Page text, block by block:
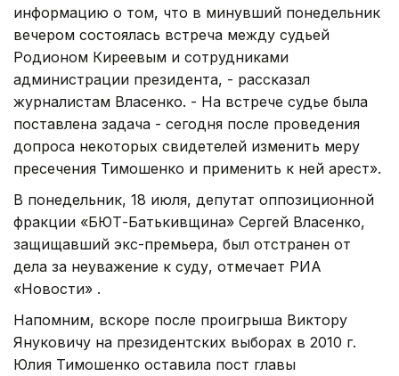
информацию о том, что в минувший понедельник
вечером состоялась встреча между судьей
Родионом Киреевым и сотрудниками
администрации президента, - рассказал
журналистам Власенко. - На встрече судье была
поставлена задача - сегодня после проведения
допроса некоторых свидетелей изменить меру
пресечения Тимошенко и применить к ней арест».
В понедельник, 18 июля, депутат оппозиционной
фракции «БЮТ-Батькивщина» Сергей Власенко,
защищавший экс-премьера, был отстранен от
дела за неуважение к суду, отмечает РИА
«Новости» .
Напомним, вскоре после проигрыша Виктору
Януковичу на президентских выборах в 2010 г.
Юлия Тимошенко оставила пост главы